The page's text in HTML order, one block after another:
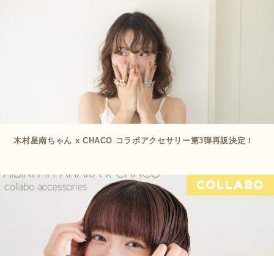
木村星南ちゃん x CHACO コラボアクセサリー第3弾再販決定！
COLLABO